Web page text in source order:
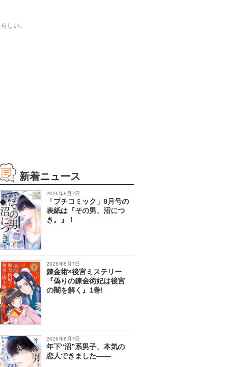
しい。
新着ニュース
2026年8月7日
「プチコミック」9月号の
表紙は『その男、沼につ
き。』！
2026年8月7日
錬金術×後宮ミステリー
『偽りの錬金術妃は後宮
の闇を解く』1巻!
2026年8月7日
年下“沼”系男子、本気の
恋人できました――